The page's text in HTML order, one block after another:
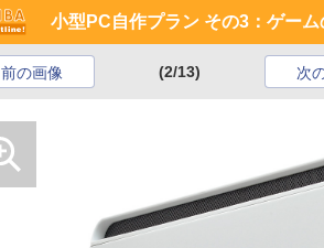
小型PC自作プラン その3：ゲー
前の画像 (2/13) 次